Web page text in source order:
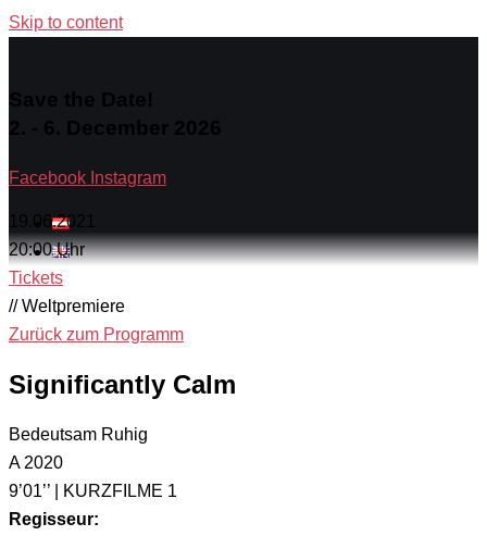
Skip to content
Save the Date!
2. - 6. December 2026
Facebook Instagram
19.06.2021
20:00 Uhr
Tickets
// Weltpremiere
Zurück zum Programm
Significantly Calm
Bedeutsam Ruhig
A 2020
9’01’’ | KURZFILME 1
Regisseur: